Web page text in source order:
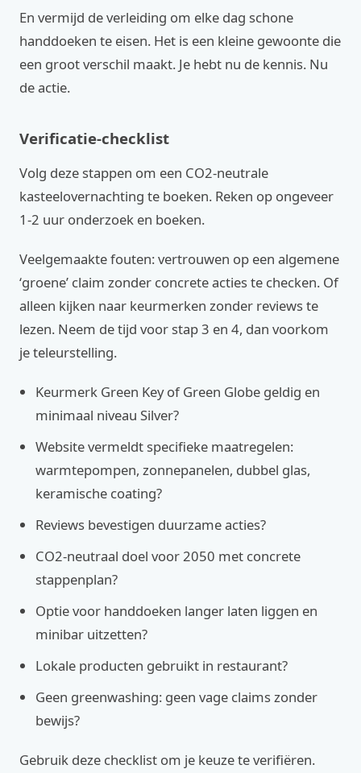
En vermijd de verleiding om elke dag schone
handdoeken te eisen. Het is een kleine gewoonte die
een groot verschil maakt. Je hebt nu de kennis. Nu
de actie.
Verificatie-checklist
Volg deze stappen om een CO2-neutrale
kasteelovernachting te boeken. Reken op ongeveer
1-2 uur onderzoek en boeken.
Veelgemaakte fouten: vertrouwen op een algemene
‘groene’ claim zonder concrete acties te checken. Of
alleen kijken naar keurmerken zonder reviews te
lezen. Neem de tijd voor stap 3 en 4, dan voorkom
je teleurstelling.
Keurmerk Green Key of Green Globe geldig en
minimaal niveau Silver?
Website vermeldt specifieke maatregelen:
warmtepompen, zonnepanelen, dubbel glas,
keramische coating?
Reviews bevestigen duurzame acties?
CO2-neutraal doel voor 2050 met concrete
stappenplan?
Optie voor handdoeken langer laten liggen en
minibar uitzetten?
Lokale producten gebruikt in restaurant?
Geen greenwashing: geen vage claims zonder
bewijs?
Gebruik deze checklist om je keuze te verifiëren.